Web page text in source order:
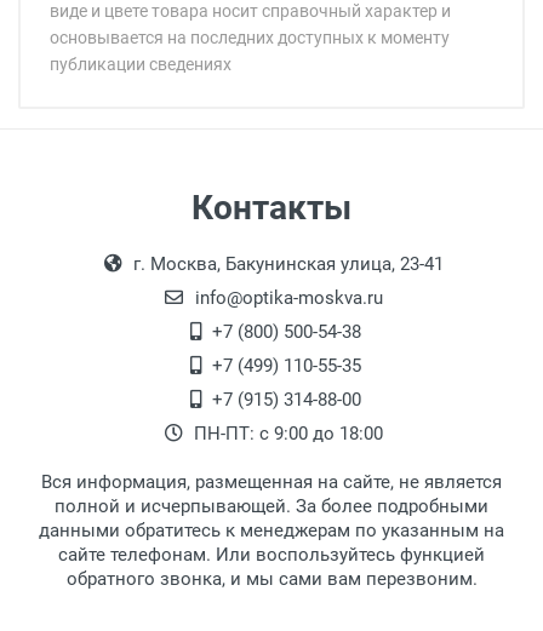
виде и цвете товара носит справочный характер и
основывается на последних доступных к моменту
публикации сведениях
Ширина линзы:
Ширина мостика:
Материал линзы:
Материал оправы:
Материал дужки:
Цвет оправы:
Оплата товара производится
наличными непосредственно на пункте
выдачи товара.
Перечисление средств на расчетный счет.
18:00, по субботам с 11:00 до 15:00, в
офисе по адресу: г. Москва,
Переведеновский переулок 17, корпус 1,
второй этаж, тел. +7 (499) 110-55-35.
После того, как заказ поступает в пункт
выдачи, наш менеджер связывается с
клиентом и оповещает о поступлении
товара.
Для получения товара при себе
обязательно иметь паспорт.
Заказ необходимо забрать в течение 3
рабочих дней с момента поступления на
Контакты
г. Москва, Бакунинская улица, 23-41
info@optika-moskva.ru
+7 (800) 500-54-38
+7 (499) 110-55-35
+7 (915) 314-88-00
ПН-ПТ: с 9:00 до 18:00
Вся информация, размещенная на сайте, не является
полной и исчерпывающей. За более подробными
данными обратитесь к менеджерам по указанным на
сайте телефонам. Или воспользуйтесь функцией
обратного звонка, и мы сами вам перезвоним.